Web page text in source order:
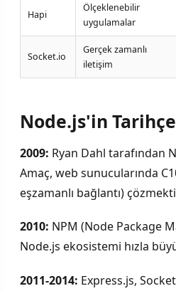
Hapi
Ölçeklenebilir
uygulamalar
Socket.io
Gerçek zamanlı
iletişim
Node.js'in
2009: Ryan Dahl tarafından
Amaç, web sunucularında
eşzamanlı bağlantı)
2010: NPM (Node Package
Node.js ekosistemi hızla
2011-2014: Express.js,